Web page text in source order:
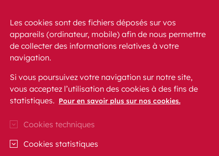
Mentions légales
Protection des données personnelles
CFL sur Instagram (Ouvre une nouvelle fenêtre)
Blog CFL (Ouvre une nouvelle fenêtre)
CFL sur Facebook (Ouvre une
Les cookies sont des fichiers déposés sur vos
appareils (ordinateur, mobile) afin de nous permettre
de collecter des informations relatives à votre
navigation.
Si vous poursuivez votre navigation sur notre site,
vous acceptez l’utilisation des cookies à des fins de
statistiques. Pour en savoir plus sur nos cookies.
Cookies techniques
Cookies statistiques